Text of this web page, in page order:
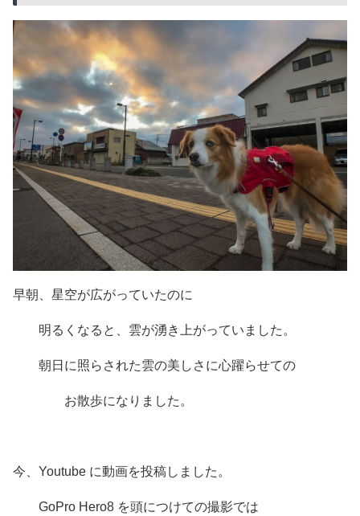
早朝、星空が広がっていたのに
明るくなると、雲が湧き上がっていました。
朝日に照らされた雲の美しさに心躍らせての
お散歩になりました。
今、Youtube に動画を投稿しました。
GoPro Hero8 を頭につけての撮影では